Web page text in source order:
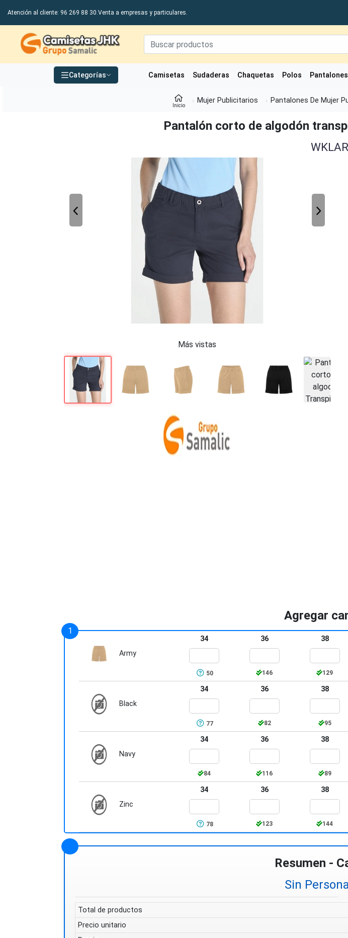
Atención al cliente: 96 269 88 30.Venta a empresas y particulares.
Grupo Samalic S.L
Categorías Camisetas Sudaderas Chaquetas Polos Pantalones
Inicio
Mujer Publicitarios Pantalones De Mujer
Pantalón corto de algodón
Más vistas
Agregar
Army
34
50
36
146
38
129
Black
34
77
36
82
38
95
Navy
34
84
36
116
38
89
Zinc
34
78
36
123
38
144
Resumen -
Sin
Total de productos
Precio unitario